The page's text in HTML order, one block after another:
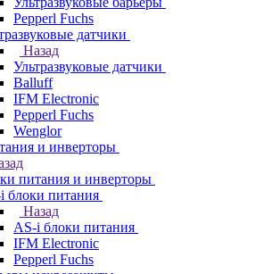
Pepperl Fuchs
датчики
Назад
Ультразвуковые датчики
Balluff
IFM Electronic
Pepperl Fuchs
Wenglor
и инверторы
питания и инверторы
блоки питания
Назад
AS-i блоки питания
IFM Electronic
Pepperl Fuchs